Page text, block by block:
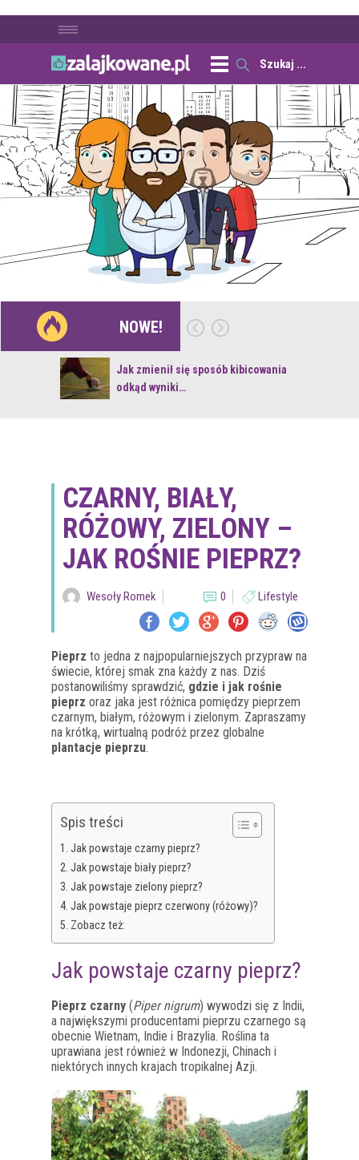
NOWE!
Jak zmienił się sposób kibicowania
odkąd wyniki…
CZARNY, BIAŁY,
RÓŻOWY, ZIELONY –
JAK ROŚNIE PIEPRZ?
Wesoły Romek 0 Lifestyle
Pieprz to jedna z najpopularniejszych przypraw na
świecie, której smak zna każdy z nas. Dziś
postanowiliśmy sprawdzić, gdzie i jak rośnie
pieprz oraz jaka jest różnica pomiędzy pieprzem
czarnym, białym, różowym i zielonym. Zapraszamy
na krótką, wirtualną podróż przez globalne
plantacje pieprzu.
Spis treści
Jak powstaje czarny pieprz?
Jak powstaje biały pieprz?
Jak powstaje zielony pieprz?
Jak powstaje pieprz czerwony (różowy)?
Zobacz też:
Jak powstaje czarny pieprz?
Pieprz czarny (Piper nigrum) wywodzi się z Indii,
a największymi producentami pieprzu czarnego są
obecnie Wietnam, Indie i Brazylia. Roślina ta
uprawiana jest również w Indonezji, Chinach i
niektórych innych krajach tropikalnej Azji.